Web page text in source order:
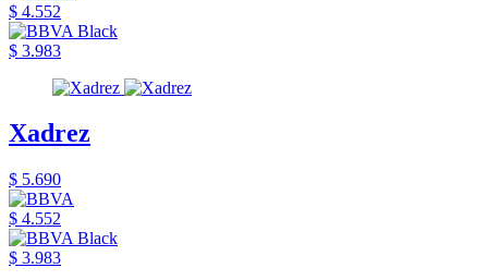
$ 4.552
$ 3.983
Xadrez
$ 5.690
$ 4.552
$ 3.983